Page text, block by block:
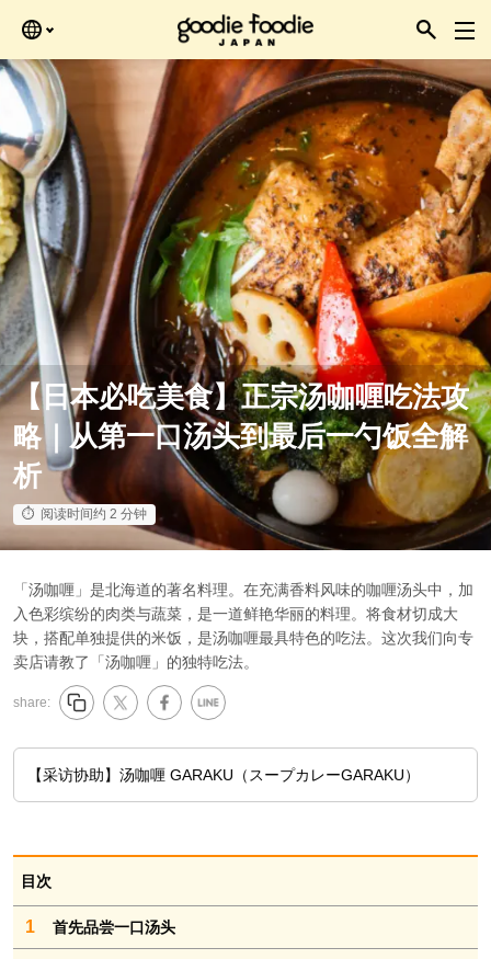
content
【日本必吃美食】正宗汤咖喱吃法攻
略｜从第一口汤头到最后一勺饭全解
析
阅读时间约 2 分钟
「汤咖喱」是北海道的著名料理。在充满香料风味的咖喱汤头中，加
入色彩缤纷的肉类与蔬菜，是一道鲜艳华丽的料理。将食材切成大
块，搭配单独提供的米饭，是汤咖喱最具特色的吃法。这次我们向专
卖店请教了「汤咖喱」的独特吃法。
share:
【采访协助】汤咖喱 GARAKU（スープカレーGARAKU）
目次
1 首先品尝一口汤头